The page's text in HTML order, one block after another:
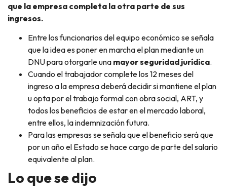
que la empresa completa la otra parte de sus
ingresos.
Entre los funcionarios del equipo económico se señala
que la idea es poner en marcha el plan mediante un
DNU para otorgarle una mayor seguridad jurídica.
Cuando el trabajador complete los 12 meses del
ingreso a la empresa deberá decidir si mantiene el plan
u opta por el trabajo formal con obra social, ART, y
todos los beneficios de estar en el mercado laboral,
entre ellos, la indemnización futura.
Para las empresas se señala que el beneficio será que
por un año el Estado se hace cargo de parte del salario
equivalente al plan.
Lo que se dijo